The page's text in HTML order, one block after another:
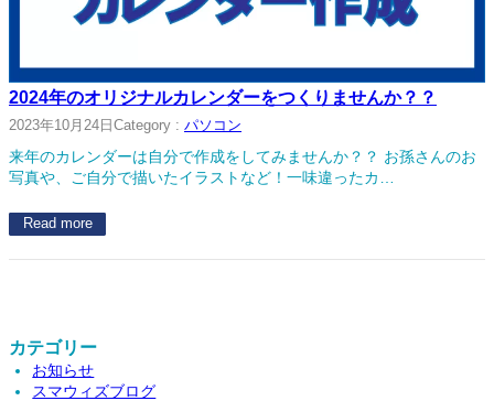
2024年のオリジナルカレンダーをつくりませんか？？
2023年10月24日 Category : パソコン
来年のカレンダーは自分で作成をしてみませんか？？ お孫さんのお
写真や、ご自分で描いたイラストなど！一味違ったカ…
Read more
カテゴリー
お知らせ
スマウィズブログ